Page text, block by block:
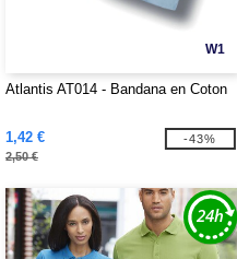
W1
Atlantis AT014 - Bandana en Coton
1,42 €
2,50 €
-43%